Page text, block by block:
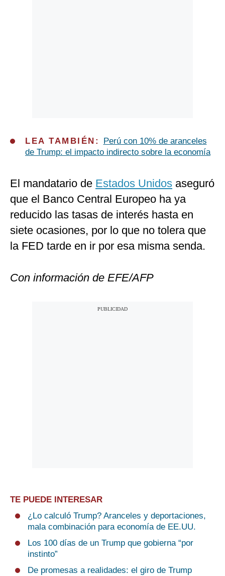
LEA TAMBIÉN:
Perú con 10% de aranceles
de Trump: el impacto indirecto sobre la economía
El mandatario de Estados Unidos aseguró
que el Banco Central Europeo ha ya
reducido las tasas de interés hasta en
siete ocasiones, por lo que no tolera que
la FED tarde en ir por esa misma senda.
Con información de EFE/AFP
TE PUEDE INTERESAR
¿Lo calculó Trump? Aranceles y deportaciones,
mala combinación para economía de EE.UU.
Los 100 días de un Trump que gobierna “por
instinto”
De promesas a realidades: el giro de Trump